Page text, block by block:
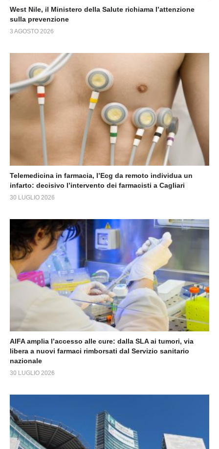
West Nile, il Ministero della Salute richiama l’attenzione
sulla prevenzione
3 AGOSTO 2026
Telemedicina in farmacia, l’Ecg da remoto individua un
infarto: decisivo l’intervento dei farmacisti a Cagliari
30 LUGLIO 2026
AIFA amplia l’accesso alle cure: dalla SLA ai tumori, via
libera a nuovi farmaci rimborsati dal Servizio sanitario
nazionale
30 LUGLIO 2026